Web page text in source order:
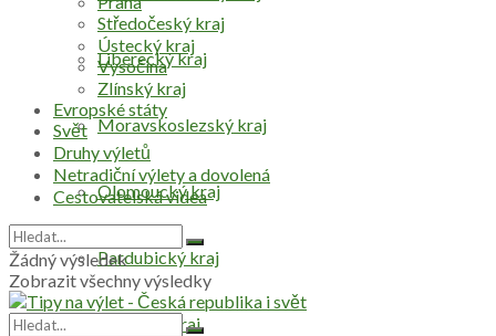
Liberecký kraj
Moravskoslezský kraj
Olomoucký kraj
Pardubický kraj
Plzeňský kraj
Středočeský kraj
Ústecký kraj
Vysočina
Zlínský kraj
Evropské státy
Svět
Druhy výletů
Netradiční výlety a dovolená
Cestovatelská videa
Žádný výsledek
Zobrazit všechny výsledky